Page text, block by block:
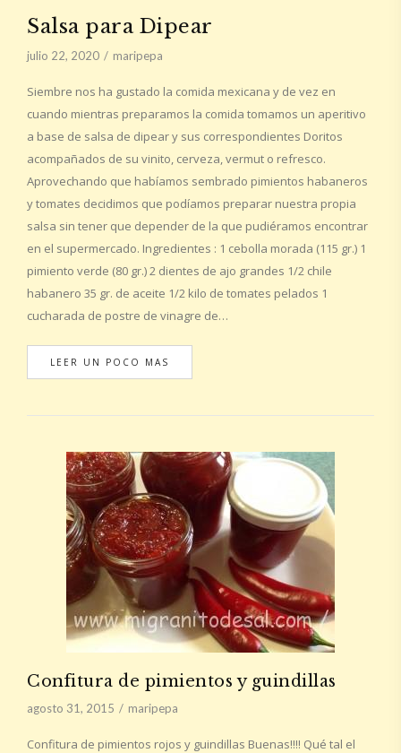
Salsa para Dipear
julio 22, 2020 maripepa
Siembre nos ha gustado la comida mexicana y de vez en
cuando mientras preparamos la comida tomamos un aperitivo
a base de salsa de dipear y sus correspondientes Doritos
acompañados de su vinito, cerveza, vermut o refresco.
Aprovechando que habíamos sembrado pimientos habaneros
y tomates decidimos que podíamos preparar nuestra propia
salsa sin tener que depender de la que pudiéramos encontrar
en el supermercado. Ingredientes : 1 cebolla morada (115 gr.) 1
pimiento verde (80 gr.) 2 dientes de ajo grandes 1/2 chile
habanero 35 gr. de aceite 1/2 kilo de tomates pelados 1
cucharada de postre de vinagre de…
LEER UN POCO MAS
Confitura de pimientos y guindillas
agosto 31, 2015 maripepa
Confitura de pimientos rojos y guindillas Buenas!!!! Qué tal el